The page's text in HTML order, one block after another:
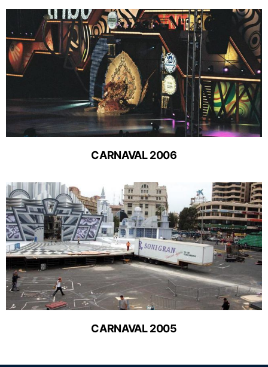
CARNAVAL 2006
CARNAVAL 2005